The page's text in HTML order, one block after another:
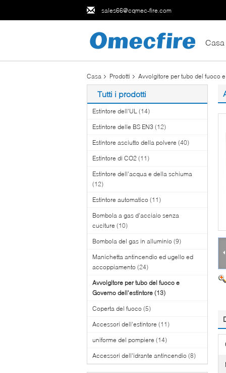
sales66@cqmec-fire.com
Casa
Casa Prodotti Avvolgitore per tubo del fuoco
Tutti i prodotti
Estintore dell'UL (14)
Estintore delle BS EN3 (12)
Estintore asciutto della polvere (40)
Estintore di CO2 (11)
Estintore dell'acqua e della schiuma
(12)
Estintore automatico (11)
Bombola a gas d'acciaio senza
cuciture (10)
Bombola del gas in alluminio (9)
Manichetta antincendio ed ugello ed
accoppiamento (24)
Avvolgitore per tubo del fuoco e
Governo dell'estintore (13)
Coperta del fuoco (5)
Accessori dell'estintore (11)
uniforme del pompiere (14)
Accessori dell'idrante antincendio (8)